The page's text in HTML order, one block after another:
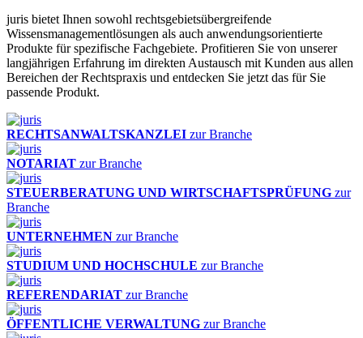
juris bietet Ihnen sowohl rechtsgebietsübergreifende
Wissensmanagementlösungen als auch anwendungsorientierte
Produkte für spezifische Fachgebiete. Profitieren Sie von unserer
langjährigen Erfahrung im direkten Austausch mit Kunden aus allen
Bereichen der Rechtspraxis und entdecken Sie jetzt das für Sie
passende Produkt.
RECHTSANWALTSKANZLEI zur Branche
NOTARIAT zur Branche
STEUERBERATUNG UND WIRTSCHAFTSPRÜFUNG zur
Branche
UNTERNEHMEN zur Branche
STUDIUM UND HOCHSCHULE zur Branche
REFERENDARIAT zur Branche
ÖFFENTLICHE VERWALTUNG zur Branche